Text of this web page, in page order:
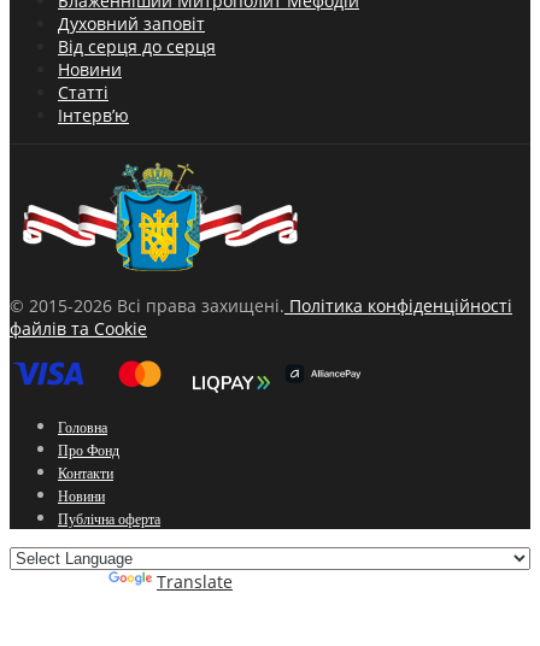
Духовний заповіт
Від серця до серця
Новини
Статті
Інтерв’ю
© 2015-2026 Всі права захищені. Політика конфіденційності
файлів та Cookie
Головна
Про Фонд
Контакти
Новини
Публічна оферта
Translate